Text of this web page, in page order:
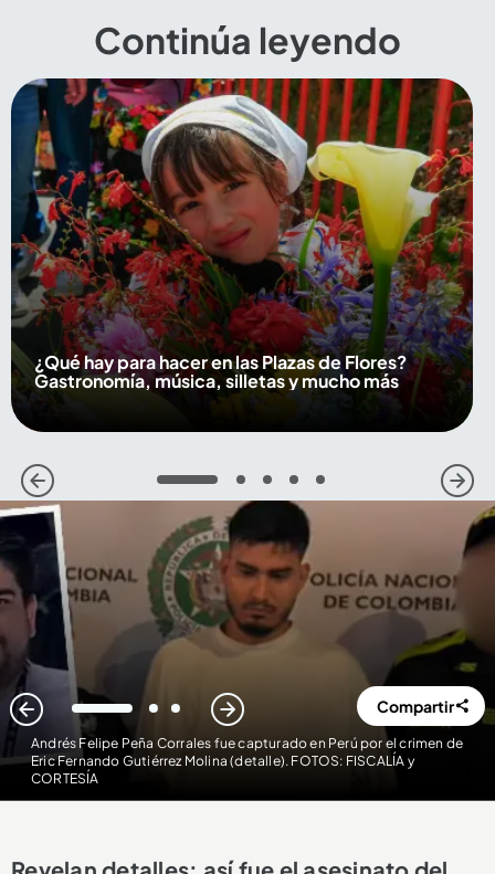
Continúa leyendo
¿Qué hay para hacer en las Plazas de Flores?
Gastronomía, música, silletas y mucho más
1 2 3 4 5
Andrés Felipe Peña Corrales fue capturado en Perú por el crimen de
Eric Fernando Gutiérrez Molina (detalle). FOTOS: FISCALÍA y
CORTESÍA
1 2 3 Compartir